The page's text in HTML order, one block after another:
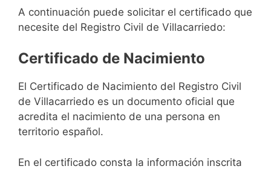
A continuación puede solicitar el certificado que
necesite del Registro Civil de Villacarriedo:
Certificado de Nacimiento
El Certificado de Nacimiento del Registro Civil
de Villacarriedo es un documento oficial que
acredita el nacimiento de una persona en
territorio español.
En el certificado consta la información inscrita